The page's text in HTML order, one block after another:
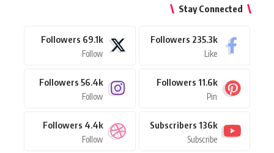
Stay Connected
235.3k
Followers
Like
69.1k
Followers
Follow
11.6k
Followers
Pin
56.4k
Followers
Follow
136k
Subscribers
Subscribe
4.4k
Followers
Follow